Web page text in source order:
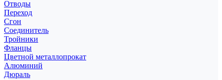
Отводы
Переход
Сгон
Соединитель
Тройники
Фланцы
Цветной металлопрокат
Алюминий
Дюраль